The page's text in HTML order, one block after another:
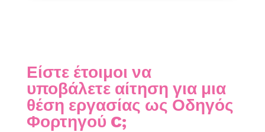
Είστε έτοιμοι να
υποβάλετε αίτηση για μια
θέση εργασίας ως Οδηγός
Φορτηγού C;